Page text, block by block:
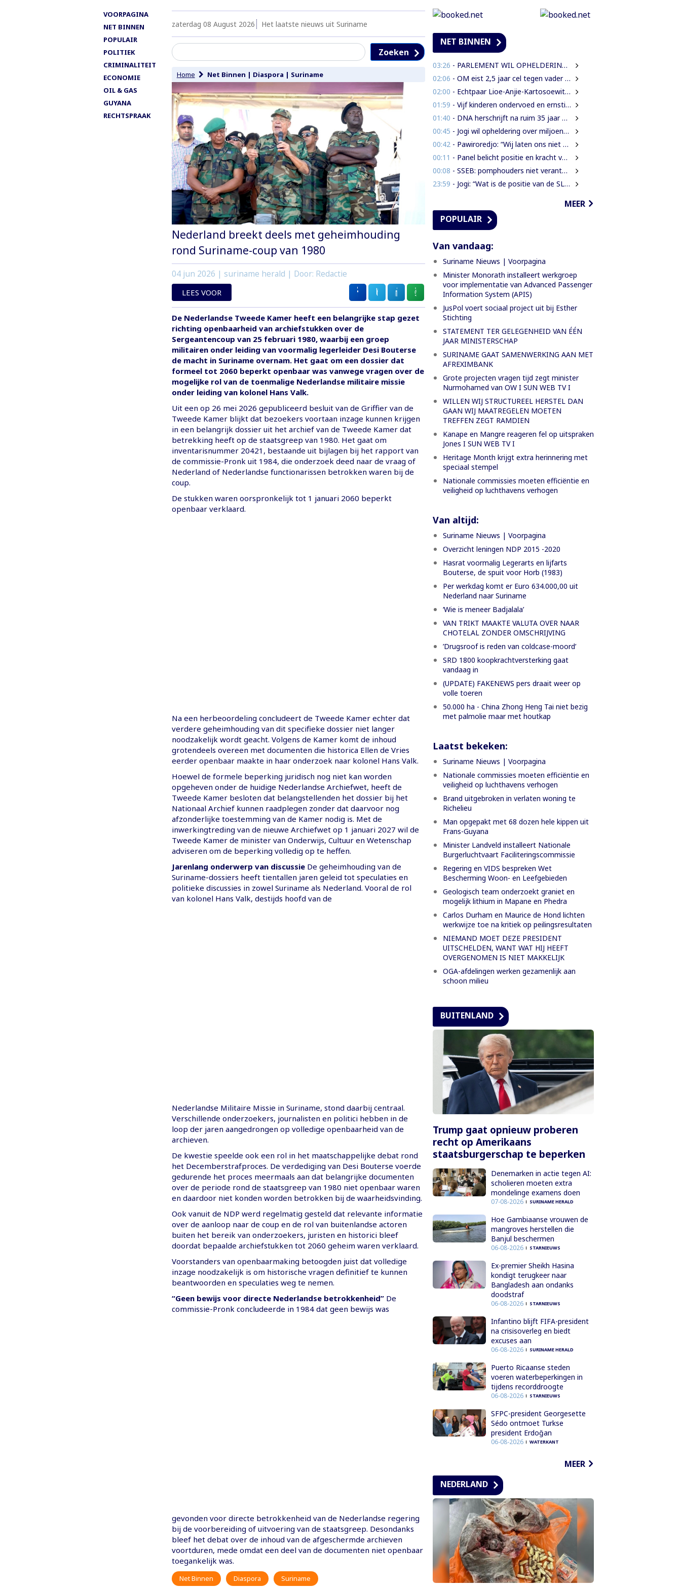
VOORPAGINA
NET BINNEN
POPULAIR
POLITIEK
CRIMINALITEIT
ECONOMIE
OIL & GAS
GUYANA
RECHTSPRAAK
zaterdag 08 August 2026 Het laatste nieuws uit Suriname
Zoeken
Home Net Binnen | Diaspora | Suriname
Nederland breekt deels met geheimhouding
rond Suriname-coup van 1980
04 jun 2026 | suriname herald | Door: Redactie
LEES VOOR
De Nederlandse Tweede Kamer heeft een belangrijke stap gezet
richting openbaarheid van archiefstukken over de
Sergeantencoup van 25 februari 1980, waarbij een groep
militairen onder leiding van voormalig legerleider Desi Bouterse
de macht in Suriname overnam. Het gaat om een dossier dat
formeel tot 2060 beperkt openbaar was vanwege vragen over de
mogelijke rol van de toenmalige Nederlandse militaire missie
onder leiding van kolonel Hans Valk.
Uit een op 26 mei 2026 gepubliceerd besluit van de Griffier van de
Tweede Kamer blijkt dat bezoekers voortaan inzage kunnen krijgen
in een belangrijk dossier uit het archief van de Tweede Kamer dat
betrekking heeft op de staatsgreep van 1980. Het gaat om
inventarisnummer 20421, bestaande uit bijlagen bij het rapport van
de commissie-Pronk uit 1984, die onderzoek deed naar de vraag of
Nederland of Nederlandse functionarissen betrokken waren bij de
coup.
De stukken waren oorspronkelijk tot 1 januari 2060 beperkt
openbaar verklaard.
Na een herbeoordeling concludeert de Tweede Kamer echter dat
verdere geheimhouding van dit specifieke dossier niet langer
noodzakelijk wordt geacht. Volgens de Kamer komt de inhoud
grotendeels overeen met documenten die historica Ellen de Vries
eerder openbaar maakte in haar onderzoek naar kolonel Hans Valk.
Hoewel de formele beperking juridisch nog niet kan worden
opgeheven onder de huidige Nederlandse Archiefwet, heeft de
Tweede Kamer besloten dat belangstellenden het dossier bij het
Nationaal Archief kunnen raadplegen zonder dat daarvoor nog
afzonderlijke toestemming van de Kamer nodig is. Met de
inwerkingtreding van de nieuwe Archiefwet op 1 januari 2027 wil de
Tweede Kamer de minister van Onderwijs, Cultuur en Wetenschap
adviseren om de beperking volledig op te heffen.
Jarenlang onderwerp van discussieDe geheimhouding van de
Suriname-dossiers heeft tientallen jaren geleid tot speculaties en
politieke discussies in zowel Suriname als Nederland. Vooral de rol
van kolonel Hans Valk, destijds hoofd van de
Nederlandse Militaire Missie in Suriname, stond daarbij centraal.
Verschillende onderzoekers, journalisten en politici hebben in de
loop der jaren aangedrongen op volledige openbaarheid van de
archieven.
De kwestie speelde ook een rol in het maatschappelijke debat rond
het Decemberstrafproces. De verdediging van Desi Bouterse voerde
gedurende het proces meermaals aan dat belangrijke documenten
over de periode rond de staatsgreep van 1980 niet openbaar waren
en daardoor niet konden worden betrokken bij de waarheidsvinding.
Ook vanuit de NDP werd regelmatig gesteld dat relevante informatie
over de aanloop naar de coup en de rol van buitenlandse actoren
buiten het bereik van onderzoekers, juristen en historici bleef
doordat bepaalde archiefstukken tot 2060 geheim waren verklaard.
Voorstanders van openbaarmaking betoogden juist dat volledige
inzage noodzakelijk is om historische vragen definitief te kunnen
beantwoorden en speculaties weg te nemen.
“Geen bewijs voor directe Nederlandse betrokkenheid”De
commissie-Pronk concludeerde in 1984 dat geen bewijs was
gevonden voor directe betrokkenheid van de Nederlandse regering
bij de voorbereiding of uitvoering van de staatsgreep. Desondanks
bleef het debat over de inhoud van de afgeschermde archieven
voortduren, mede omdat een deel van de documenten niet openbaar
toegankelijk was.
Net Binnen Diaspora Suriname
NET BINNEN
03:26 - PARLEMENT WIL OPHELDERING OVER VERDWENEN INBESLAGGENOMEN LEVENSMIDDELEN
02:06 - OM eist 2,5 jaar cel tegen vader in zaak rond mishandeling en verwaarlozing
02:00 - Echtpaar Lioe-Anjie-Kartosoewito 50 jaar getrouwd
01:59 - Vijf kinderen ondervoed en ernstig verwaarloosd: 2,5 jaar cel geëist tegen vader
01:40 - DNA herschrijft na ruim 35 jaar eigen spelregels
00:45 - Jogi wil opheldering over miljoenensteun aan SLM en de resultaten daarvan
00:42 - Pawiroredjo: “Wij laten ons niet monddood maken”
00:11 - Panel belicht positie en kracht van Inheemsen
00:08 - SSEB: pomphouders niet verantwoordelijk voor hogere brandstofprijs bij afschaffing prijscap
23:59 - Jogi: “Wat is de positie van de SLM nu na een jaar miljoenen aan subsidie?”
MEER
POPULAIR
Van vandaag:
Suriname Nieuws | Voorpagina
Minister Monorath installeert werkgroep
voor implementatie van Advanced Passenger
Information System (APIS)
JusPol voert sociaal project uit bij Esther
Stichting
STATEMENT TER GELEGENHEID VAN ÉÉN
JAAR MINISTERSCHAP
SURINAME GAAT SAMENWERKING AAN MET
AFREXIMBANK
Grote projecten vragen tijd zegt minister
Nurmohamed van OW I SUN WEB TV I
WILLEN WIJ STRUCTUREEL HERSTEL DAN
GAAN WIJ MAATREGELEN MOETEN
TREFFEN ZEGT RAMDIEN
Kanape en Mangre reageren fel op uitspraken
Jones I SUN WEB TV I
Heritage Month krijgt extra herinnering met
speciaal stempel
Nationale commissies moeten efficiëntie en
veiligheid op luchthavens verhogen
Van altijd:
Suriname Nieuws | Voorpagina
Overzicht leningen NDP 2015 -2020
Hasrat voormalig Legerarts en lijfarts
Bouterse, de spuit voor Horb (1983)
Per werkdag komt er Euro 634.000,00 uit
Nederland naar Suriname
‘Wie is meneer Badjalala’
VAN TRIKT MAAKTE VALUTA OVER NAAR
CHOTELAL ZONDER OMSCHRIJVING
’Drugsroof is reden van coldcase-moord’
SRD 1800 koopkrachtversterking gaat
vandaag in
(UPDATE) FAKENEWS pers draait weer op
volle toeren
50.000 ha - China Zhong Heng Tai niet bezig
met palmolie maar met houtkap
Laatst bekeken:
Suriname Nieuws | Voorpagina
Nationale commissies moeten efficiëntie en
veiligheid op luchthavens verhogen
Brand uitgebroken in verlaten woning te
Richelieu
Man opgepakt met 68 dozen hele kippen uit
Frans-Guyana
Minister Landveld installeert Nationale
Burgerluchtvaart Faciliteringscommissie
Regering en VIDS bespreken Wet
Bescherming Woon- en Leefgebieden
Geologisch team onderzoekt graniet en
mogelijk lithium in Mapane en Phedra
Carlos Durham en Maurice de Hond lichten
werkwijze toe na kritiek op peilingsresultaten
NIEMAND MOET DEZE PRESIDENT
UITSCHELDEN, WANT WAT HIJ HEEFT
OVERGENOMEN IS NIET MAKKELIJK
OGA-afdelingen werken gezamenlijk aan
schoon milieu
BUITENLAND
Trump gaat opnieuw proberen
recht op Amerikaans
staatsburgerschap te beperken
Denemarken in actie tegen AI:
scholieren moeten extra
mondelinge examens doen
07-08-2026 SURINAME HERALD
Hoe Gambiaanse vrouwen de
mangroves herstellen die
Banjul beschermen
06-08-2026 STARNIEUWS
Ex-premier Sheikh Hasina
kondigt terugkeer naar
Bangladesh aan ondanks
doodstraf
06-08-2026 STARNIEUWS
Infantino blijft FIFA-president
na crisisoverleg en biedt
excuses aan
06-08-2026 SURINAME HERALD
Puerto Ricaanse steden
voeren waterbeperkingen in
tijdens recorddroogte
06-08-2026 STARNIEUWS
SFPC-president Georgesette
Sédo ontmoet Turkse
president Erdoğan
06-08-2026 WATERKANT
MEER
NEDERLAND